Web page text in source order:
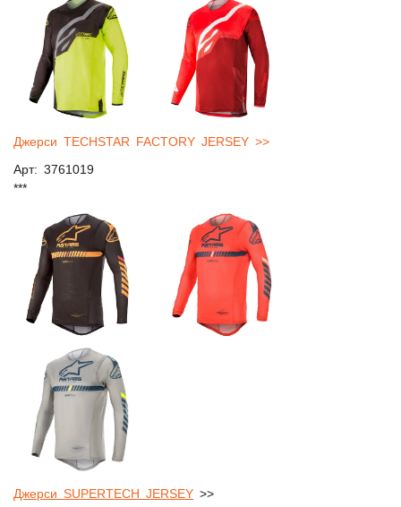
Джерси TECHSTAR FACTORY JERSEY >>
Арт: 3761019
***
Джерси SUPERTECH JERSEY >>